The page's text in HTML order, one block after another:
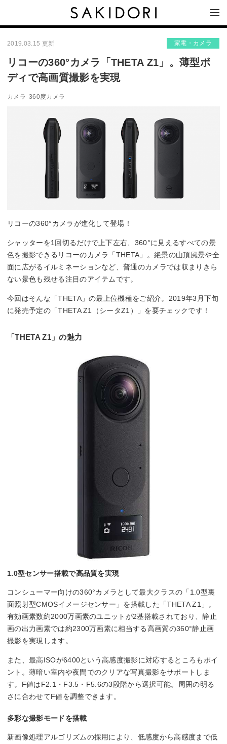
2019.03.15 更新 家電・カメラ
リコーの360°カメラ「THETA Z1」。薄型ボ
ディで高画質撮影を実現
カメラ 360度カメラ
リコーの360°カメラが進化して登場！
シャッターを1回切るだけで上下左右、360°に見えるすべての景
色を撮影できるリコーのカメラ「THETA」。絶景の山頂風景や全
面に広がるイルミネーションなど、普通のカメラでは収まりきら
ない景色も残せる注目のアイテムです。
今回はそんな「THETA」の最上位機種をご紹介。2019年3月下旬
に発売予定の「THETA Z1（シータZ1）」を要チェックです！
「THETA Z1」の魅力
1.0型センサー搭載で高品質を実現
コンシューマー向けの360°カメラとして最大クラスの「1.0型裏
面照射型CMOSイメージセンサー」を搭載した「THETA Z1」。
有効画素数約2000万画素のユニットが2基搭載されており、静止
画の出力画素では約2300万画素に相当する高画質の360°静止画
撮影を実現します。
また、最高ISOが6400という高感度撮影に対応するところもポイ
ント。薄暗い室内や夜間でのクリアな写真撮影をサポートしま
す。F値はF2.1・F3.5・F5.6の3段階から選択可能。周囲の明る
さに合わせてF値を調整できます。
多彩な撮影モードを搭載
新画像処理アルゴリズムの採用により、低感度から高感度まで低